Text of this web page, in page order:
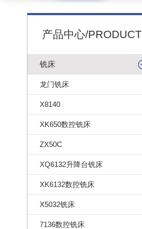
产品中心/PRODUCT
铣床
龙门铣床
X8140
XK650数控铣床
ZX50C
XQ6132升降台铣床
XK6132数控铣床
X5032铣床
7136数控铣床